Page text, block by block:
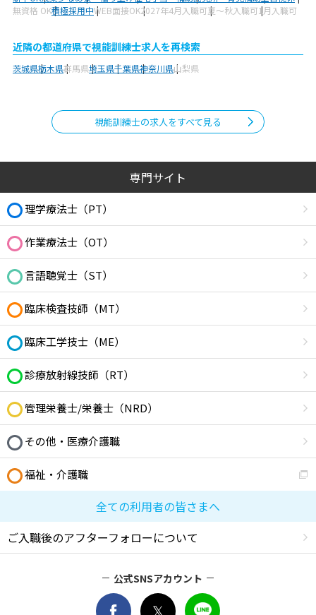
無資格 OK積極採用中WEB面接OK2027年4月入職可夏～秋入職可1月入職可
近隣の都道府県で視能訓練士求人を再検索
茨城県栃木県群馬県埼玉県千葉県神奈川県山梨県
視能訓練士の求人をすべて見る
専門サイト
理学療法士（PT）
作業療法士（OT）
言語聴覚士（ST）
臨床検査技師（MT）
臨床工学技士（ME）
診療放射線技師（RT）
管理栄養士/栄養士（NRD）
その他・医療介護職
福祉・介護職
全ての利用者の皆さまへ
ご入職後のアフターフォローについて
公式SNSアカウント